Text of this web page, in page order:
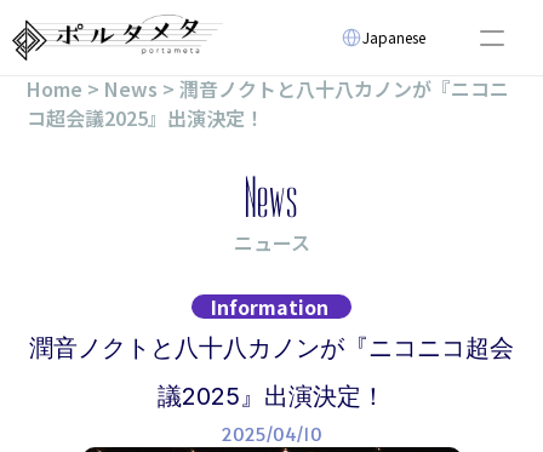
Select Language
Japanese
About
News
Home > News > 潤音ノクトと八十八カノンが『ニコニ
コ超会議2025』出演決定！
News
ニュース
Information
潤音ノクトと八十八カノンが『ニコニコ超会
議2025』出演決定！
2025/04/10